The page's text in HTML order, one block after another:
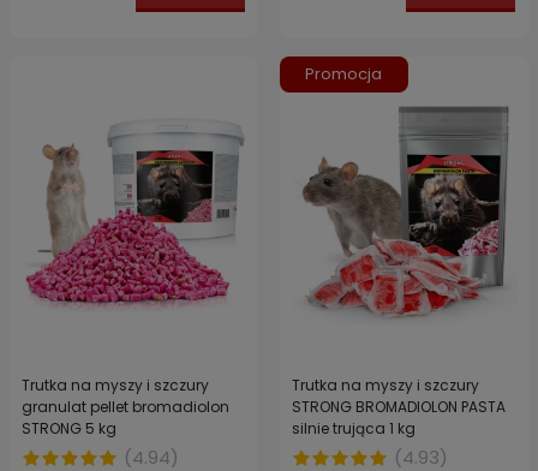
Trutka na myszy i szczury
granulat pellet bromadiolon
STRONG 5 kg
(4.94)
Trutka na myszy i szczury
STRONG BROMADIOLON PASTA
silnie trująca 1 kg
(4.93)
Promocja